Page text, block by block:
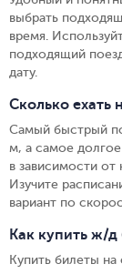
выбрать
время.
подходящий
дату.
Сколько ехать
Самый быстрый
м, а самое
в зависимости от
Изучите
вариант по
Как купить ж/
Купить билеты